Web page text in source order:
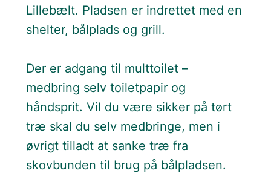
Lillebælt. Pladsen er indrettet med en
shelter, bålplads og grill.
Der er adgang til multtoilet –
medbring selv toiletpapir og
håndsprit. Vil du være sikker på tørt
træ skal du selv medbringe, men i
øvrigt tilladt at sanke træ fra
skovbunden til brug på bålpladsen.